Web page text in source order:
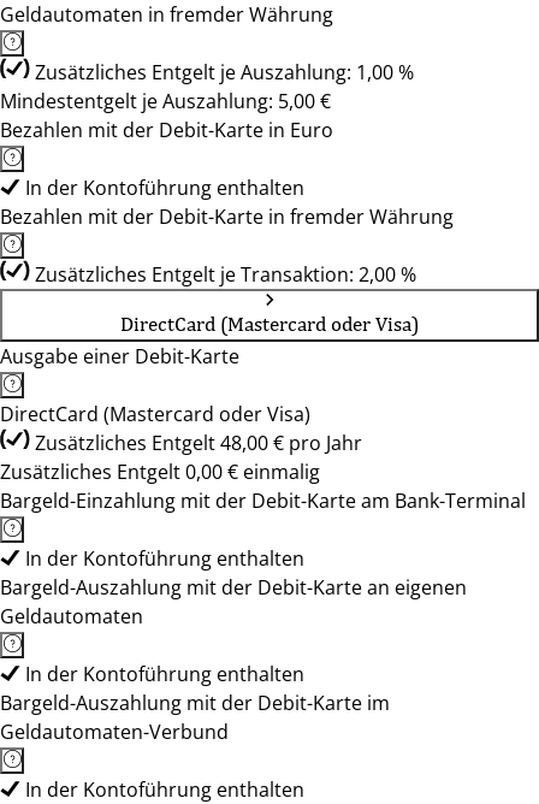
Geldautomaten in fremder Währung
Zusätzliches Entgelt je Auszahlung: 1,00 %
Mindestentgelt je Auszahlung: 5,00 €
Bezahlen mit der Debit-Karte in Euro
In der Kontoführung enthalten
Bezahlen mit der Debit-Karte in fremder Währung
Zusätzliches Entgelt je Transaktion: 2,00 %
DirectCard (Mastercard oder Visa)
Ausgabe einer Debit-Karte
DirectCard (Mastercard oder Visa)
Zusätzliches Entgelt 48,00 € pro Jahr
Zusätzliches Entgelt 0,00 € einmalig
Bargeld-Einzahlung mit der Debit-Karte am Bank-Terminal
In der Kontoführung enthalten
Bargeld-Auszahlung mit der Debit-Karte an eigenen
Geldautomaten
In der Kontoführung enthalten
Bargeld-Auszahlung mit der Debit-Karte im
Geldautomaten-Verbund
In der Kontoführung enthalten